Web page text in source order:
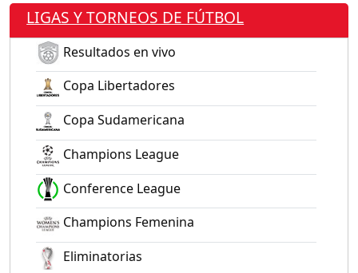
LIGAS Y TORNEOS DE FÚTBOL
Resultados en vivo
Copa Libertadores
Copa Sudamericana
Champions League
Conference League
Champions Femenina
Eliminatorias